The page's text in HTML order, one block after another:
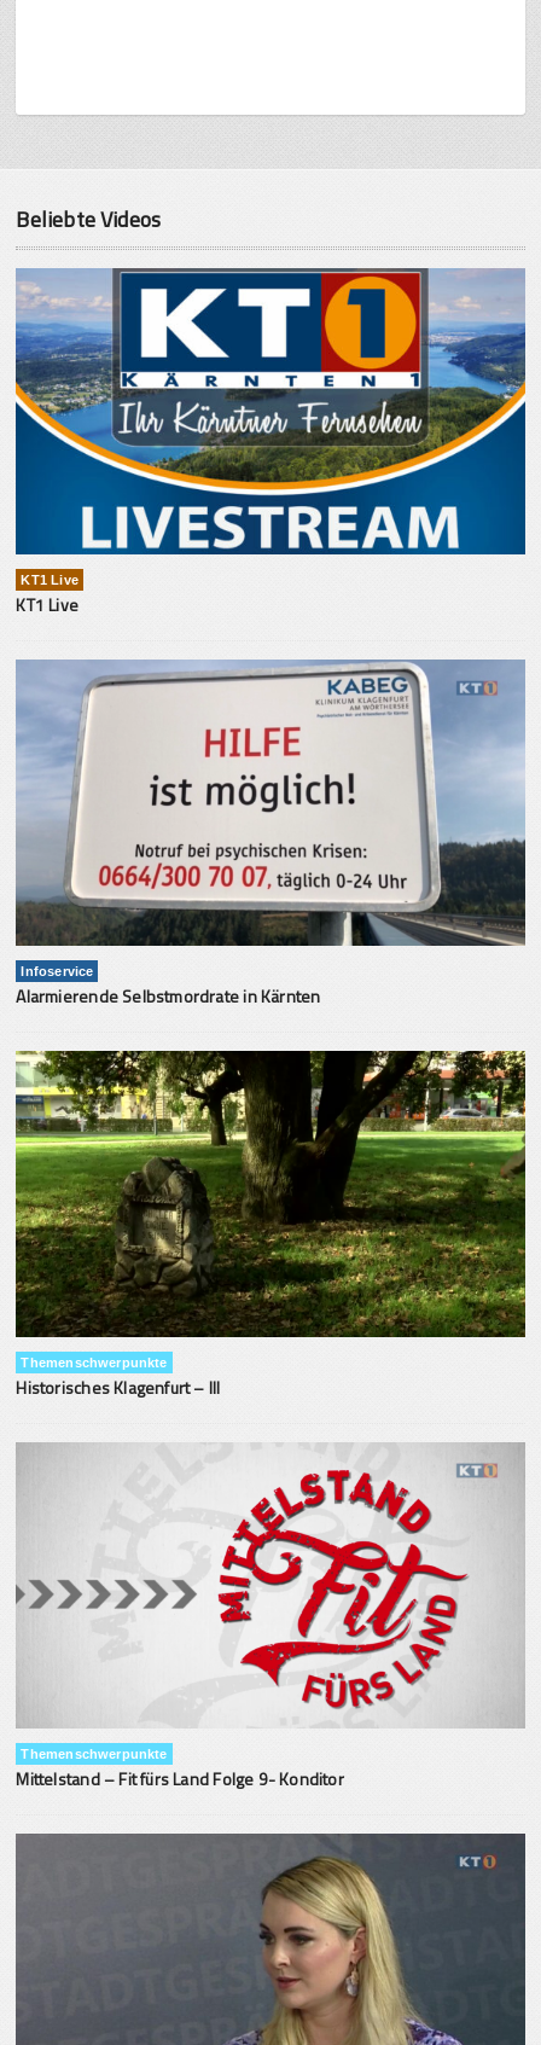
Beliebte Videos
KT1 Live
KT1 Live
Infoservice
Alarmierende Selbstmordrate in Kärnten
Themenschwerpunkte
Historisches Klagenfurt – III
Themenschwerpunkte
Mittelstand – Fit fürs Land Folge 9- Konditor